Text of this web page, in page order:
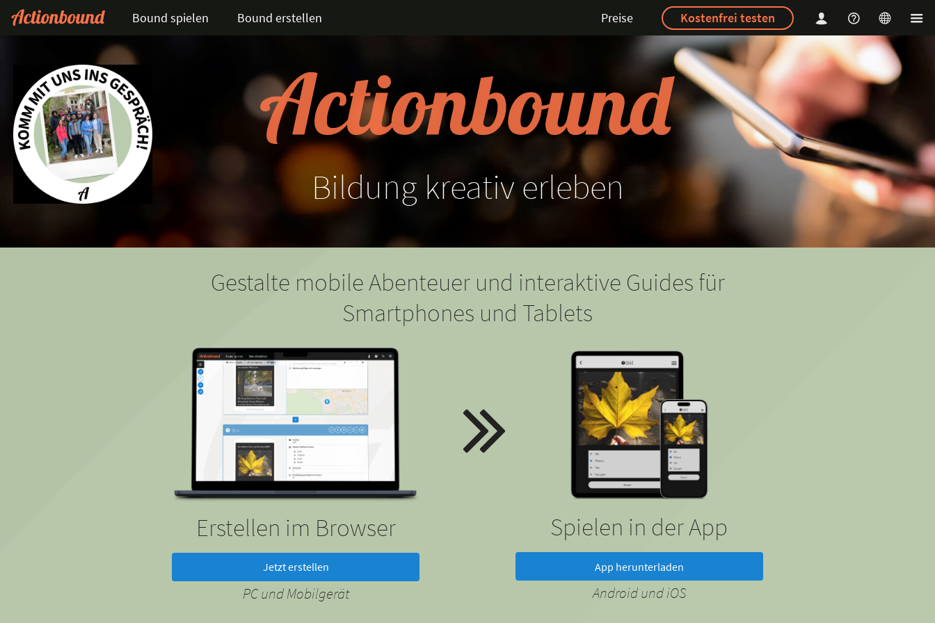
Bound spielen Bound erstellen Preise Kostenfrei testen
Bildung kreativ erleben
Gestalte mobile Abenteuer und interaktive Guides für
Smartphones und Tablets
Erstellen im Browser
Jetzt erstellen
PC und Mobilgerät
Spielen in der App
App herunterladen
Android und iOS